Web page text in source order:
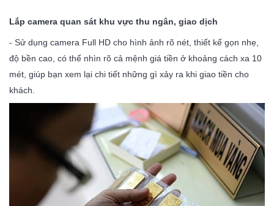
Lắp camera quan sát khu vực thu ngân, giao dịch
- Sử dụng camera Full HD cho hình ảnh rõ nét, thiết kế gọn nhẹ,
độ bền cao, có thể nhìn rõ cả mệnh giá tiền ở khoảng cách xa 10
mét, giúp bạn xem lại chi tiết những gì xảy ra khi giao tiền cho
khách.